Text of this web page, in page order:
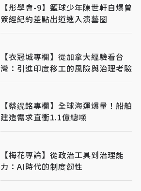
【彤學會-9】籃球少年陳世軒自爆曾
簽經紀約差點出道進入演藝圈
【衣冠城專欄】從加拿大經驗看台
灣：引進印度移工的風險與治理考驗
【蔡鎤銘專欄】全球海運爆量！船舶
建造需求直衝1.1億總噸
【梅花專論】從政治工具到治理能
力：AI時代的制度韌性